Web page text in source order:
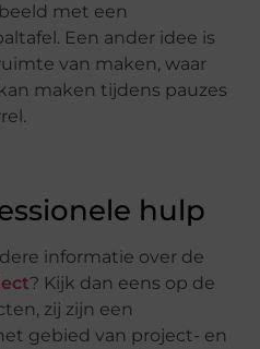
met een
Een ander idee is
van maken, waar
maken tijdens pauzes
hulp
informatie over de
? Kijk dan eens op de
zij zijn een
gebied van project- en